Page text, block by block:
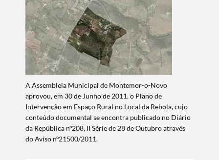
​A Assembleia Municipal de Montemor-o-Novo
aprovou, em 30 de Junho de 2011, o Plano de
Intervenção em Espaço Rural no Local da Rebola, cujo
conteúdo documental se encontra publicado no Diário
da República nº208, II Série de 28 de Outubro através
do Aviso nº21500/2011.